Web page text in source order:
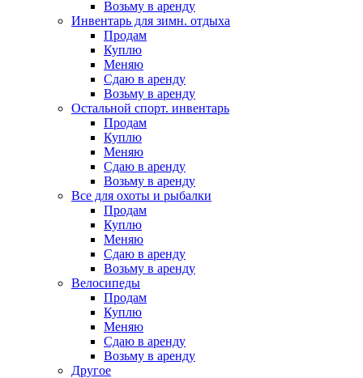
Возьму в аренду
Инвентарь для зимн. отдыха
Продам
Куплю
Меняю
Сдаю в аренду
Возьму в аренду
Остальной спорт. инвентарь
Продам
Куплю
Меняю
Сдаю в аренду
Возьму в аренду
Все для охоты и рыбалки
Продам
Куплю
Меняю
Сдаю в аренду
Возьму в аренду
Велосипеды
Продам
Куплю
Меняю
Сдаю в аренду
Возьму в аренду
Другое